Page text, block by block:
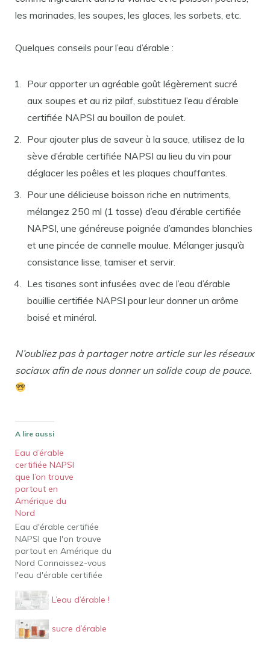
les marinades, les soupes, les glaces, les sorbets, etc.
Quelques conseils pour l’eau d’érable :
Pour apporter un agréable goût légèrement sucré
aux soupes et au riz pilaf, substituez l’eau d’érable
certifiée NAPSI au bouillon de poulet.
Pour ajouter plus de saveur à la sauce, utilisez de la
sève d’érable certifiée NAPSI au lieu du vin pour
déglacer les poêles et les plaques chauffantes.
Pour une délicieuse boisson riche en nutriments,
mélangez 250 ml (1 tasse) d’eau d’érable certifiée
NAPSI, une généreuse poignée d’amandes blanchies
et une pincée de cannelle moulue. Mélanger jusqu’à
consistance lisse, tamiser et servir.
Les tisanes sont infusées avec de l’eau d’érable
bouillie certifiée NAPSI pour leur donner un arôme
boisé et minéral.
N’oubliez pas à partager notre article sur les réseaux
sociaux afin de nous donner un solide coup de pouce.
A lire aussi
Eau d’érable
certifiée NAPSI
que l’on trouve
partout en
Amérique du
Nord
Eau d'érable certifiée
NAPSI que l'on trouve
partout en Amérique du
Nord Connaissez-vous
l'eau d'érable certifiée
certification a été créée à
l'aide d'un processus de
production qui préserve
le goût et la qualité de
L’eau d’érable !
sucre d’érable